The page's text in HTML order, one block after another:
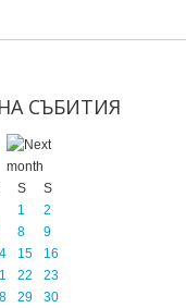
НА СЪБИТИЯ
S
S
1
2
8
9
15
16
22
23
29
30